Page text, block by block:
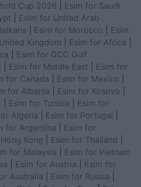
Cup 2026
Esim for Saudi
Esim for United Arab
Esim for Morocco
Esim
Kingdom Esim for Africa
Esim for GCC Gulf
Esim for Middle East
Esim for
for Canada Esim for Mexico
for Albania Esim for Kosovo
Esim for Tunisia
Esim for
Algeria Esim for Portugal
for Argentina
Esim for
Kong Esim for Thailand
for Malaysia
Esim for Vietnam
Esim for Austria
Esim for
Australia Esim for Russia